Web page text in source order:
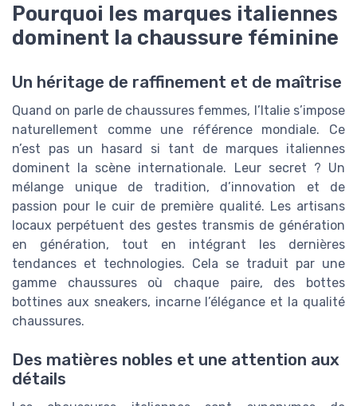
Pourquoi les marques italiennes
dominent la chaussure féminine
Un héritage de raffinement et de maîtrise
Quand on parle de chaussures femmes, l’Italie s’impose
naturellement comme une référence mondiale. Ce
n’est pas un hasard si tant de marques italiennes
dominent la scène internationale. Leur secret ? Un
mélange unique de tradition, d’innovation et de
passion pour le cuir de première qualité. Les artisans
locaux perpétuent des gestes transmis de génération
en génération, tout en intégrant les dernières
tendances et technologies. Cela se traduit par une
gamme chaussures où chaque paire, des bottes
bottines aux sneakers, incarne l’élégance et la qualité
chaussures.
Des matières nobles et une attention aux
détails